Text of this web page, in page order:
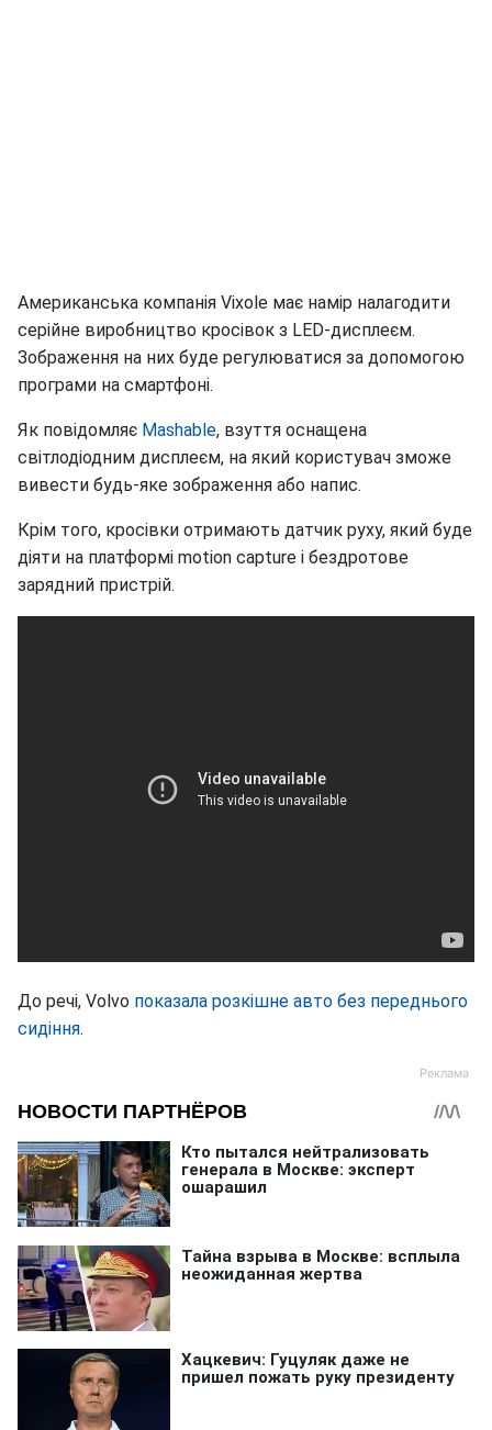
Американська компанія Vixole має намір налагодити
серійне виробництво кросівок з LED-дисплеєм.
Зображення на них буде регулюватися за допомогою
програми на смартфоні.
Як повідомляє Mashable, взуття оснащена
світлодіодним дисплеєм, на який користувач зможе
вивести будь-яке зображення або напис.
Крім того, кросівки отримають датчик руху, який буде
діяти на платформі motion capture і бездротове
зарядний пристрій.
До речі, Volvo показала розкішне авто без переднього
сидіння.